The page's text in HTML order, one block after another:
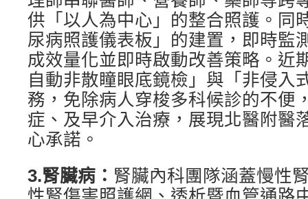
供「以人為中心」的整合照護。同
尿病照護儀表板」的建置，即時監
成效量化並即時啟動改善策略。近
自動非散瞳眼底鏡檢」與「非侵入
務，免除病人穿梭多科候診的不便
症、及早介入治療，展現北醫附醫
心承諾。
3.腎臟病： 腎臟內科團隊涵蓋慢性